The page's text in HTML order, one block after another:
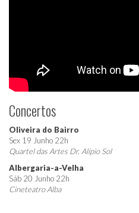
Concertos
Oliveira do Bairro
Sex 19 Junho 22h
Quartel das Artes Dr. Alípio Sol
Albergaria-a-Velha
Sáb 20 Junho 22h
Cineteatro Alba